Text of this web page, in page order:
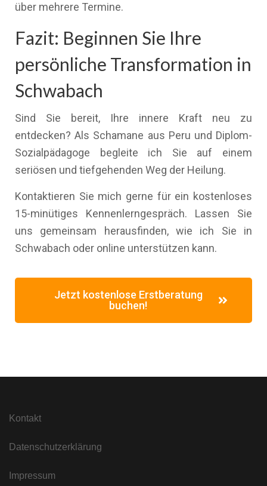
über mehrere Termine.
Fazit: Beginnen Sie Ihre
persönliche Transformation in
Schwabach
Sind Sie bereit, Ihre innere Kraft neu zu
entdecken? Als Schamane aus Peru und Diplom-
Sozialpädagoge begleite ich Sie auf einem
seriösen und tiefgehenden Weg der Heilung.
Kontaktieren Sie mich gerne für ein kostenloses
15-minütiges Kennenlerngespräch. Lassen Sie
uns gemeinsam herausfinden, wie ich Sie in
Schwabach oder online unterstützen kann.
Jetzt kostenlose Erstberatung
buchen!
Kontakt
Datenschutzerklärung
Impressum